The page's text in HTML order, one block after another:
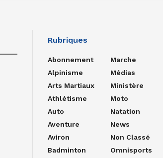
Rubriques
Abonnement
Alpinisme
Arts Martiaux
Athlétisme
Auto
Aventure
Aviron
Badminton
Marche
Médias
Ministère
Moto
Natation
News
Non Classé
Omnisports